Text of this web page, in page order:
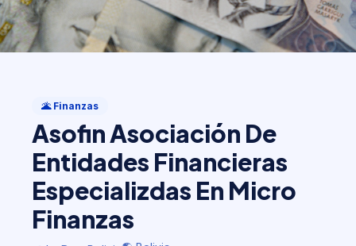
Asofin Asociación De Entidades
Financieras Especializdas En Micro
Finanzas
📍 La Paz, Bolivia 🌎 Bolivia
🌋 Finanzas
Asofin Asociación De
Entidades Financieras
Especializdas En Micro
Finanzas